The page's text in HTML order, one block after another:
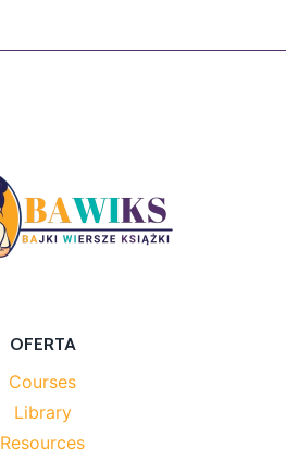
OFERTA
Courses
Library
Resources